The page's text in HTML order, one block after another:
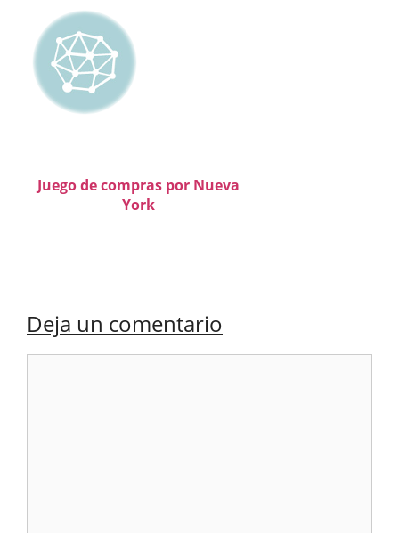
Juego de compras por Nueva
York
Deja un comentario